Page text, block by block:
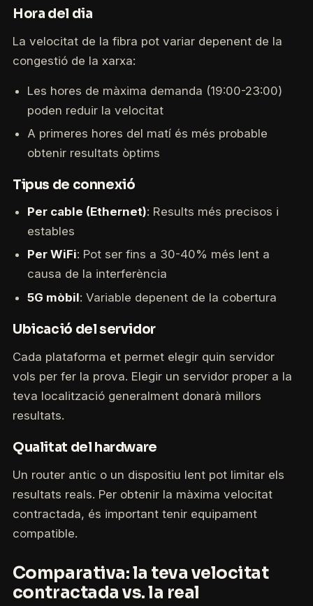
Hora del dia
La velocitat de la fibra pot variar depenent de la
congestió de la xarxa:
Les hores de màxima demanda (19:00-23:00)
poden reduir la velocitat
A primeres hores del matí és més probable
obtenir resultats òptims
Tipus de connexió
Per cable (Ethernet): Results més precisos i
estables
Per WiFi: Pot ser fins a 30-40% més lent a
causa de la interferència
5G mòbil: Variable depenent de la cobertura
Ubicació del servidor
Cada plataforma et permet elegir quin servidor
vols per fer la prova. Elegir un servidor proper a la
teva localització generalment donarà millors
resultats.
Qualitat del hardware
Un router antic o un dispositiu lent pot limitar els
resultats reals. Per obtenir la màxima velocitat
contractada, és important tenir equipament
compatible.
Comparativa: la teva velocitat
contractada vs. la real